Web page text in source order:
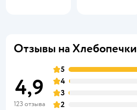
Отзывы на Хлебопечки
4,9
123 отзыва
5
4
3
2